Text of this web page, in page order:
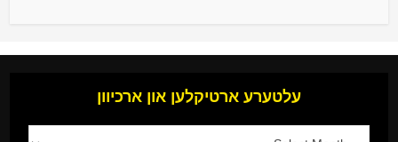
עלטערע ארטיקלען און ארכיוון